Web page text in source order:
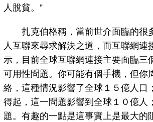
人脫貧。”
扎克伯格稱，當前世介面臨的很
人互聯來尋求解決之道，而互聯網連
示，目前全球互聯網連接主要面臨三
可用性問題。你可能有個手機，但你
絡，這種情況影響了全球１５億人口
得起，這一問題影響到全球１０億人
題。有趣的一點是這事實上是最大的